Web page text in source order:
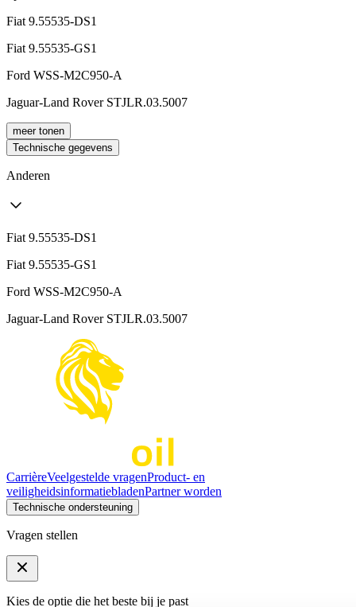
Fiat 9.55535-DS1
Fiat 9.55535-GS1
Ford WSS-M2C950-A
Jaguar-Land Rover STJLR.03.5007
meer tonen
Technische gegevens
Anderen
Fiat 9.55535-DS1
Fiat 9.55535-GS1
Ford WSS-M2C950-A
Jaguar-Land Rover STJLR.03.5007
CarrièreVeelgestelde vragenProduct- en
veiligheidsinformatiebladenPartner worden
Technische ondersteuning
Vragen stellen
Kies de optie die het beste bij je past